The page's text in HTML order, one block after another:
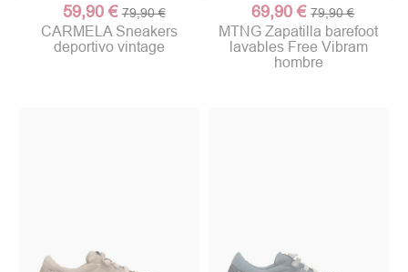
59,90 € 79,90 €
CARMELA Sneakers
deportivo vintage
69,90 € 79,90 €
MTNG Zapatilla barefoot
lavables Free Vibram
hombre